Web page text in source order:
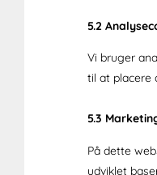
5.2
Vi bruger
til at placere
5.3
På dette
udviklet